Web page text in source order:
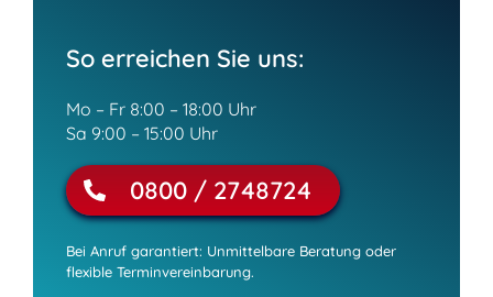
So erreichen Sie uns:
Mo – Fr 8:00 – 18:00 Uhr
Sa 9:00 – 15:00 Uhr
0800 / 2748724
Bei Anruf garantiert: Unmittelbare Beratung oder
flexible Terminvereinbarung.